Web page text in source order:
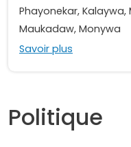
Phayonekar, Kalaywa,
Maukadaw, Monywa
Savoir plus
Politique